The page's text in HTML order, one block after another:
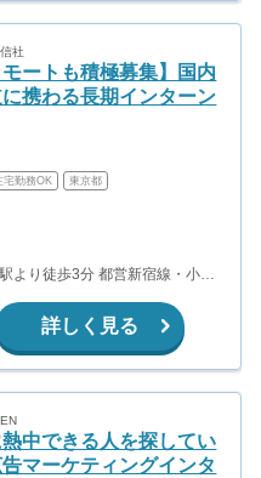
社
モートも積極募集】国内
携わる長期インターン
宅勤務OK 東京都
より徒歩3分 都営新宿線・小川
半蔵門線･三田線の神保町駅も
詳しく見る
熱中できる人を探してい
マーケティングインタ